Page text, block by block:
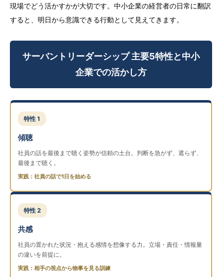
現場でどう活かすかが大切です。中小企業の経営者の日常に翻訳
すると、明日から意識できる行動として見えてきます。
サーバントリーダーシップ 主要5特性と中小
企業での活かし方
特性 1
傾聴
社員の話を最後まで聴く姿勢が信頼の土台。判断を急がず、遮らず、
最後まで聴く。
実践：社員の話で1日を始める
特性 2
共感
社員の置かれた状況・抱える感情を想像する力。立場・責任・情報量
の違いを前提に。
実践：相手の視点から物事を見る訓練